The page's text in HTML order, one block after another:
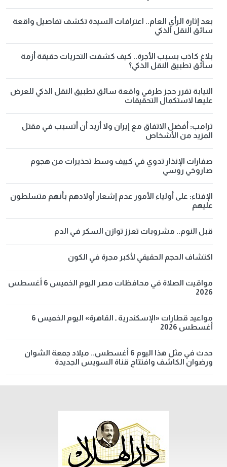
بعد إثارة الرأي العام.. اعترافات السيدة تكشف تفاصيل واقعة
سائق النقل الذكي
بلاغ كاذب بسبب الأجرة.. كيف كشفت التحريات حقيقة أزمة
سائق تطبيق النقل الذكي؟
النيابة تقرر حجز طرفي واقعة سائق تطبيق النقل الذكي للعرض
عليها لاستكمال التحقيقات
ترامب: أفضل الاتفاق مع إيران ولا أريد أن أتسبب في مقتل
المزيد من الأشخاص
صفارات الإنذار تدوي في كييف وسط تحذيرات من هجوم
صاروخي روسي
الإفتاء: على أولياء الأمور عدم إشعار أولادهم بأنهم متسلطون
عليهم
قبل النوم.. مشروبات تعزز توازن السكر في الدم
اكتشاف الحجم الحقيقي لأكبر مجرة في الكون
مواقيت الصلاة في محافظات مصر اليوم الخميس 6 أغسطس
2026
مواعيد قطارات «الإسكندرية ـ القاهرة» اليوم الخميس 6
أغسطس 2026
حدث في مثل هذا اليوم 6 أغسطس.. ميلاد جمعة الشوان
ورضوان الكاشف وافتتاح قناة السويس الجديدة